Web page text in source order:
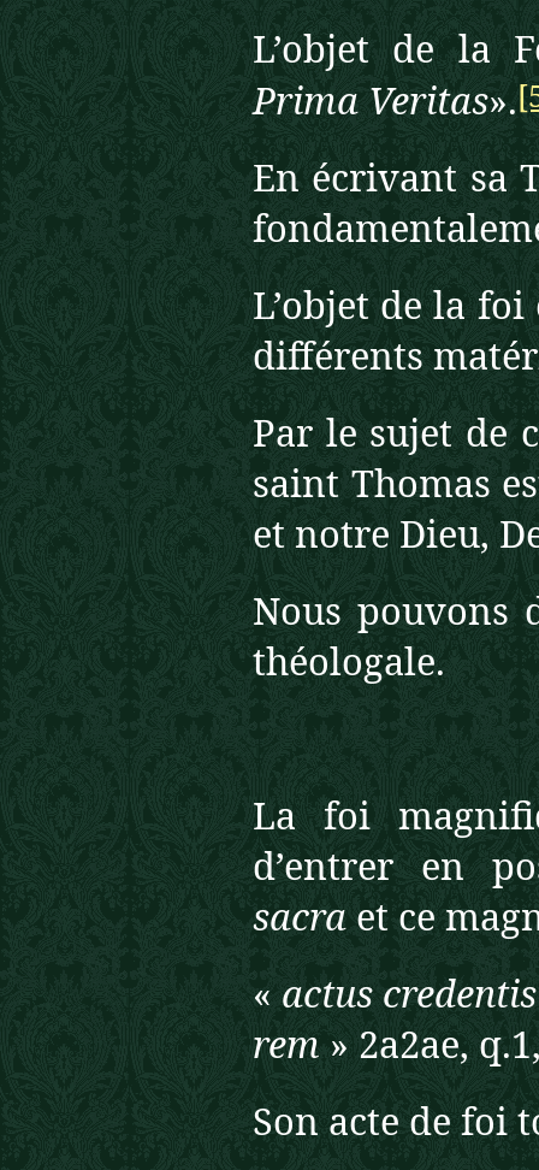
L’objet de la
Prima Veritas».
En écrivant sa
L’objet de la
différents
Par le sujet de
saint Thomas
et notre Dieu,
Nous pouvons
théologale.
La foi
d’entrer en
sacra et ce
« actus
rem » 2a2ae,
Son acte de foi